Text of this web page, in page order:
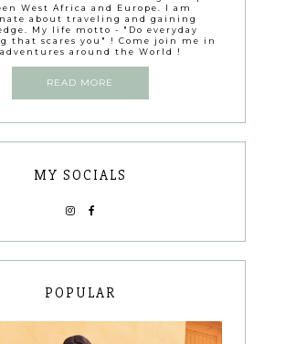
West Africa and Europe. I am
about traveling and gaining
My life motto - "Do everyday
that scares you" ! Come join me in
around the World !
READ MORE
MY SOCIALS
POPULAR